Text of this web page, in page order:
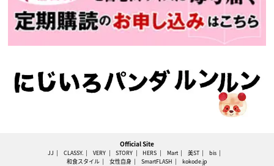
Official Site
JJ CLASSY. VERY STORY HERS Mart 美ST
bis
和食スタイル
女性自身 SmartFLASH kokode.jp